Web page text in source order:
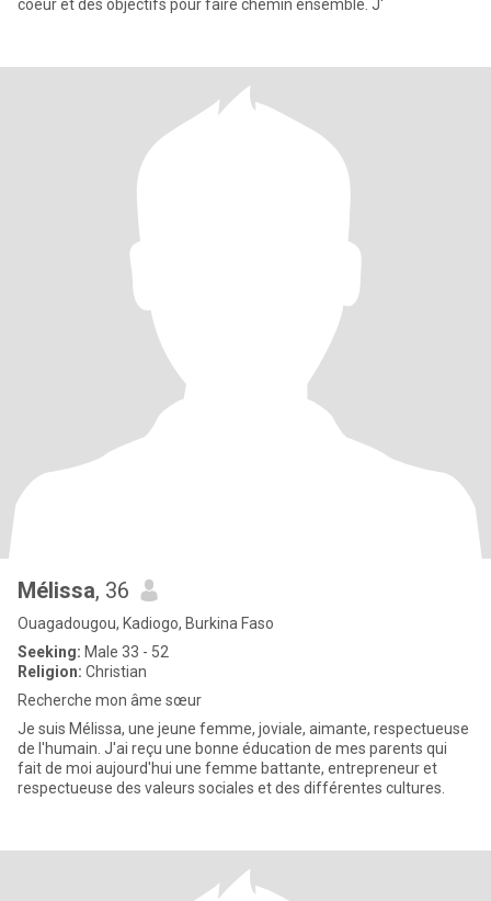
coeur et des objectifs pour faire chemin ensemble. J'
Mélissa, 36
Ouagadougou, Kadiogo, Burkina Faso
Seeking: Male 33 - 52
Religion: Christian
Recherche mon âme sœur
Je suis Mélissa, une jeune femme, joviale, aimante, respectueuse
de l'humain. J'ai reçu une bonne éducation de mes parents qui
fait de moi aujourd'hui une femme battante, entrepreneur et
respectueuse des valeurs sociales et des différentes cultures.